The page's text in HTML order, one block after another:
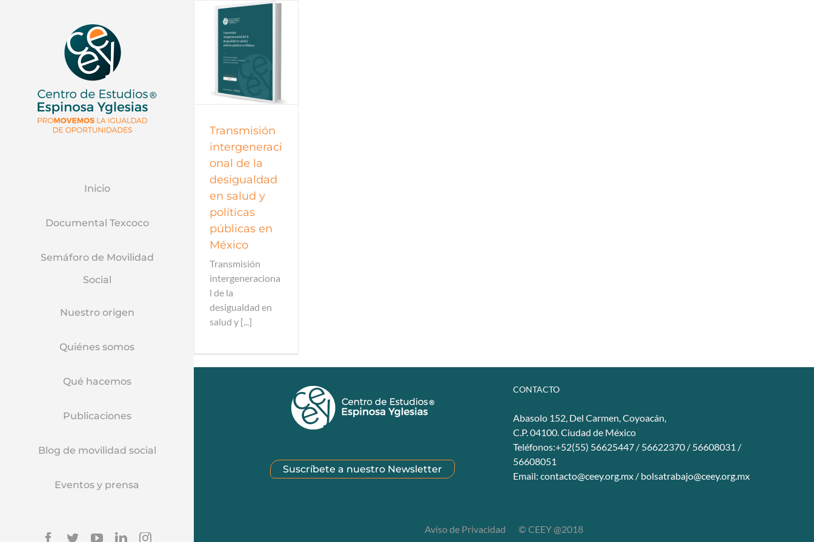
Inicio
Documental Texcoco
Semáforo de Movilidad
Social
Nuestro origen
Quiénes somos
Qué hacemos
Publicaciones
Blog de movilidad social
Eventos y prensa
Facebook
TwitterYouTubeLinkedinInstagram
Documentos de trabajo
Documentos de trabajo
Transmisión
intergeneraci
onal de la
desigualdad
en salud y
políticas
públicas en
México
Transmisión
intergeneraciona
l de la
desigualdad en
salud y [...]
Suscríbete a nuestro Newsletter
CONTACTO
Abasolo 152, Del Carmen, Coyoacán,
C.P. 04100. Ciudad de México
Teléfonos:+52(55) 56625447 / 56622370 / 56608031 /
56608051
Email: contacto@ceey.org.mx / bolsatrabajo@ceey.org.mx
Aviso de Privacidad © CEEY @2018